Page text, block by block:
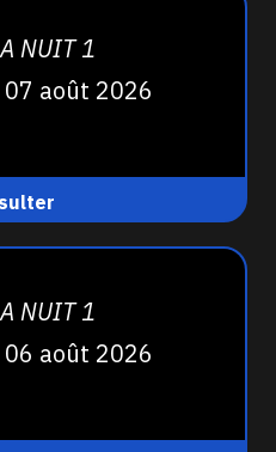
NUIT 1
août 2026
NUIT 1
août 2026